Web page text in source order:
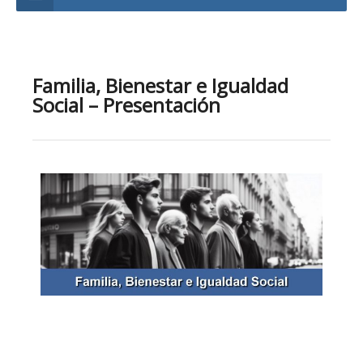
Familia, Bienestar e Igualdad
Social – Presentación